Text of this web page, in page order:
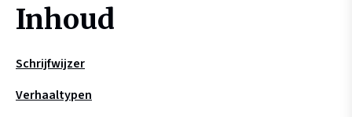
Inhoud
Schrijfwijzer
Verhaaltypen